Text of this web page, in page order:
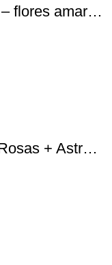
Ramo de 18 rosas amarillas – flores amarillas
Ramo de flores blancas – 5 Rosas + Astromelias